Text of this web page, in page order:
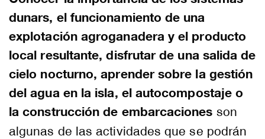
dunars, el funcionamiento de una
explotación agroganadera y el producto
local resultante, disfrutar de una salida de
cielo nocturno, aprender sobre la gestión
del agua en la isla, el autocompostaje o
la construcción de embarcaciones son
algunas de las actividades que se podrán